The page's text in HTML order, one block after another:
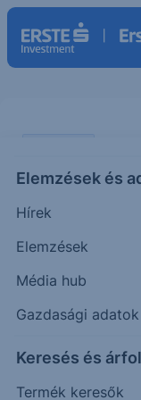
Elemzések és
Hírek
Elemzések
Média hub
Gazdasági adatok
Keresés és
Termék keresők
BMI-k
A RatingDog
beszerzési